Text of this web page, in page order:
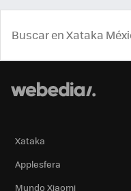
Xataka
Applesfera
Mundo Xiaomi